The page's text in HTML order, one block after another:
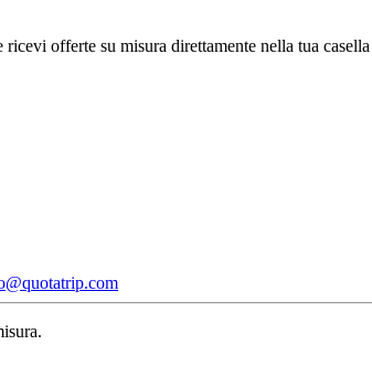
offerte su misura direttamente nella tua